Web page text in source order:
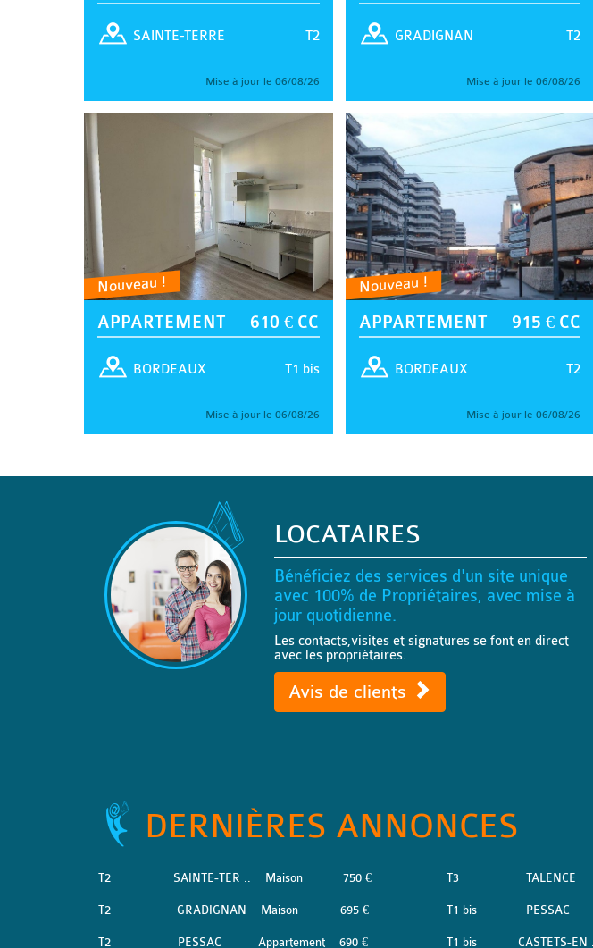
T2
SAINTE-TERRE
Mise à jour le 06/08/26
T2
GRADIGNAN
Mise à jour le 06/08/26
Nouveau !
APPARTEMENT 610 € CC
T1 bis
BORDEAUX
Mise à jour le 06/08/26
Nouveau !
APPARTEMENT 915 € CC
T2
BORDEAUX
Mise à jour le 06/08/26
LOCATAIRES
Bénéficiez des services d'un site unique
avec 100% de Propriétaires, avec mise à
jour quotidienne.
Les contacts,visites et signatures se font en direct
avec les propriétaires.
Avis de clients
DERNIÈRES ANNONCES
T2 SAINTE-TER .. Maison 750 €
T2 GRADIGNAN Maison 695 €
T2 PESSAC Appartement 690 €
T3 TALENCE
T1 bis PESSAC
T1 bis CASTETS-EN ..